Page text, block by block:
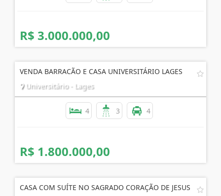
R$ 3.000.000,00
VENDA BARRACÃO E CASA UNIVERSITÁRIO LAGES
Universitário - Lages
4 3 4
R$ 1.800.000,00
CASA COM SUÍTE NO SAGRADO CORAÇÃO DE JESUS